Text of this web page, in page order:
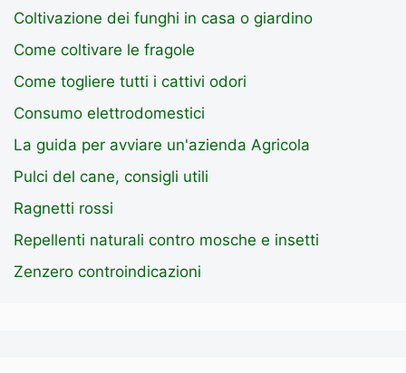
Coltivazione dei funghi in casa o giardino
Come coltivare le fragole
Come togliere tutti i cattivi odori
Consumo elettrodomestici
La guida per avviare un'azienda Agricola
Pulci del cane, consigli utili
Ragnetti rossi
Repellenti naturali contro mosche e insetti
Zenzero controindicazioni